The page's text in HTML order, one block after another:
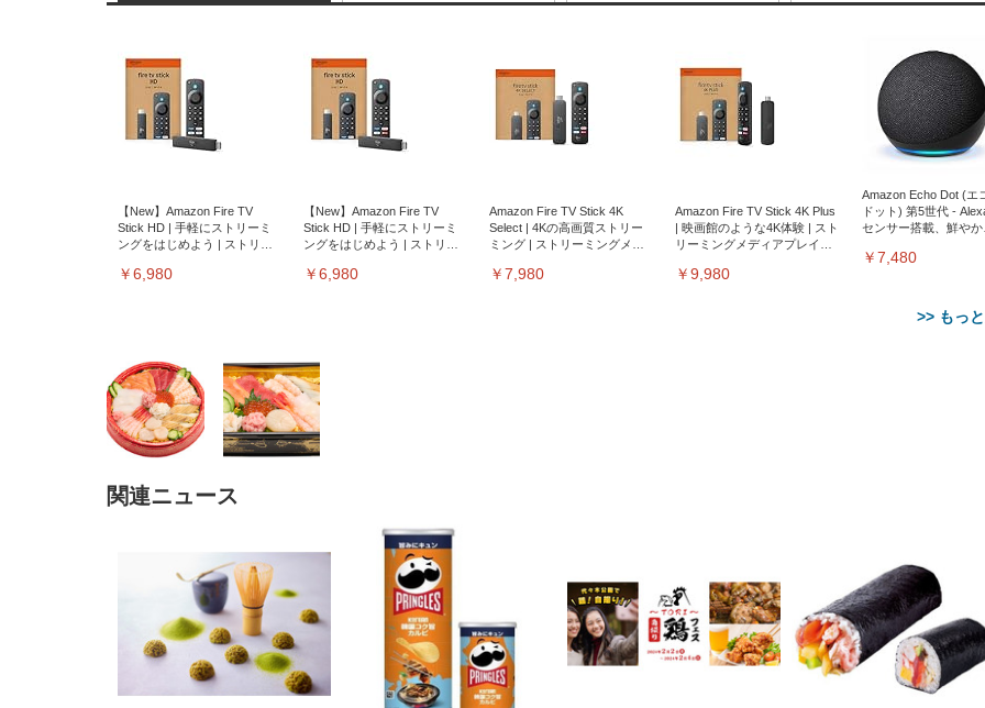
【New】Amazon Fire TV
Stick HD | 手軽にストリーミ
ングをはじめよう | ストリー
￥6,980
【New】Amazon Fire TV
Stick HD | 手軽にストリーミ
ングをはじめよう | ストリー
￥6,980
Amazon Fire TV Stick 4K
Select | 4Kの高画質ストリー
ミング | ストリーミングメデ
￥7,980
Amazon Fire TV Stick 4K Plus
| 映画館のような4K体験 | スト
リーミングメディアプレイヤ
￥9,980
Amazon Echo Dot (エ
ドット) 第5世代 -
センサー搭載、鮮やか
￥7,480
>> もっ
子 テレワーク 疲れない 跳ね
上げ式アームレスト コンパク
ト 約105度ロッキング pc 事務
椅子 360度回転 座面昇降 強化
ナイロン樹脂ベース 通気性メ
ッシュ 在宅ワーク H-
WY01(黒網+黒枠+黒足)
SIHOO B100 オフィスチェア
／デスクチェア メッシュチェ
ア 人間工学 疲れない ブラッ
度ロッキング機能 人間工学 椅
子 腰サポート 90度跳ね上げ
式アームレスト 3Dヘッドレス
ト ハンガー付き 高反発クッシ
ョン PCチェア 通気性メッシ
ュ ゲーミング/勉強/事務用 お
しゃれ パソコンチェア (ブラ
ック)
ロッキング機能 人間工学 椅子
腰サポート 90度跳ね上げ式ア
ームレスト 3Dヘッドレスト
ハンガー付き 高反発クッショ
ン PCチェア 通気性メッシュ
ゲーミング/勉強/事務用 おし
ゃれ パソコンチェア (ホワイ
￥7,680
ポート付き 腰サポート
ス圧無段階昇降 360度
転 キャスター付き コ
クト 幅52×奥行58.5×高
84～96cm テレワーク
宅勤務 ブラック
￥4,139
EV3240X-WT | 31.5型4K
UHD・USB Type-C・ホワイ
￥105,595
ムモニター | FlexScan
EV2740X-WT | 27.0型4K
UHD・USB Type-C・ホワイ
ト
沢 HDMI/DisplayPort/VGA
スピーカー内蔵 高さ調整 ス
イベル VESA対応
ComfortView ビジネス向け
ーミングモニター QD 24.5イ
1ms FHD 量子ドット 残像低減
年保証 | 輝点保証 | 日本メーカ
￥34,980
ーツ 薄型 レギュラー 1回使い
捨て 無香料 ホワイト 300枚
Amazonベーシック ペットシ
ーツ 厚型 ワイド 42枚x2袋(84
枚) ホワイト(吸収面:ライトブ
ペットシーツ 超厚型 お徳用
ワイド 100枚入 (x 1) (ケース
販売)
￥3,670
【Amazon.co.jp限定】
￥3,731
関連ニュース